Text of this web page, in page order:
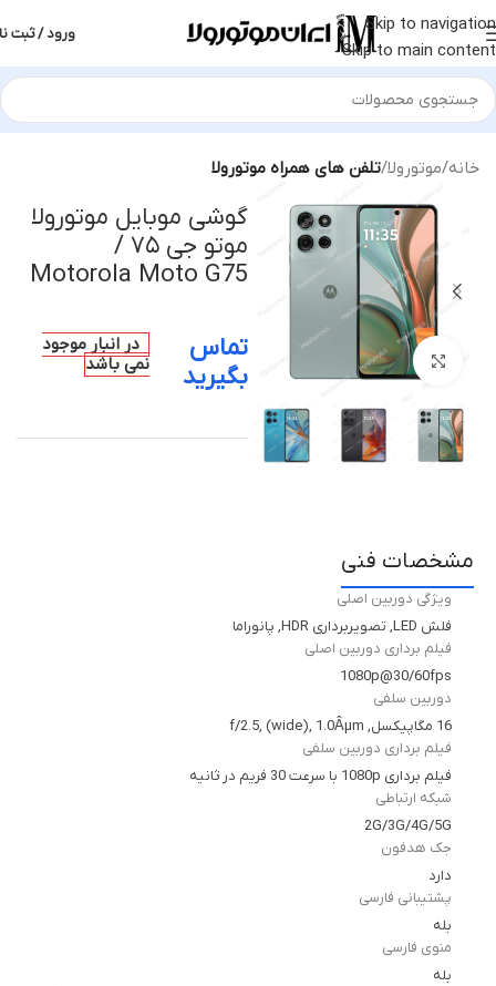
Skip to navigation
Skip to main content
ورود / ثبت
خانه موتورولا تلفن های همراه موتورولا
بزرگنمایی تصویر
گوشی موبایل موتورولا
موتو جی ۷۵ /
Motorola Moto G75
تماس
بگیرید
در انبار موجود
نمی باشد
مشخصات فنی
ویژگی دوربین اصلی
فلش LED, تصویربرداری HDR, پانوراما
فیلم برداری دوربین اصلی
1080p@30/60fps
دوربین سلفی
16 مگاپیکسل, f/2.5, (wide), 1.0Âµm
فیلم برداری دوربین سلفی
فیلم برداری 1080p با سرعت 30 فریم در ثانیه
شبکه ارتباطی
2G/3G/4G/5G
جک هدفون
دارد
پشتیبانی فارسی
بله
منوی فارسی
بله